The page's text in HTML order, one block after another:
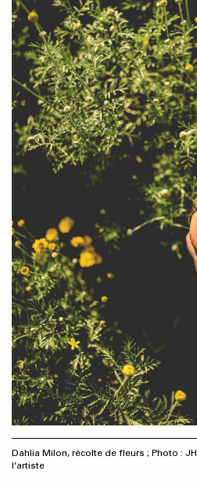
Dahlia Milon, récolte de fleurs ; Photo :
l’artiste